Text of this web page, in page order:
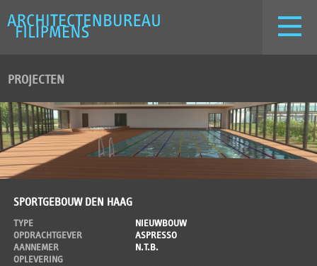
PROJECTEN
SPORTGEBOUW DEN HAAG
TYPE
NIEUWBOUW
OPDRACHTGEVER
ASPRESSO
AANNEMER
N.T.B.
OPLEVERING